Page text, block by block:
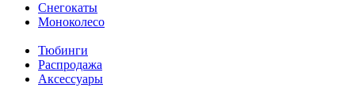
Снегокаты
Моноколесо
Тюбинги
Распродажа
Аксессуары